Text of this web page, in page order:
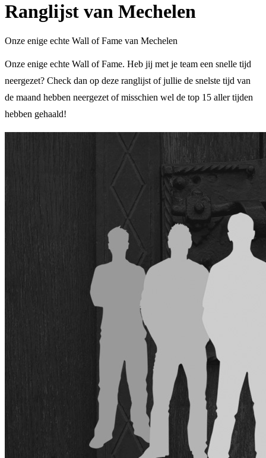
Ranglijst van Mechelen
Onze enige echte Wall of Fame van Mechelen
Onze enige echte Wall of Fame. Heb jij met je team een snelle tijd
neergezet? Check dan op deze ranglijst of jullie de snelste tijd van
de maand hebben neergezet of misschien wel de top 15 aller tijden
hebben gehaald!